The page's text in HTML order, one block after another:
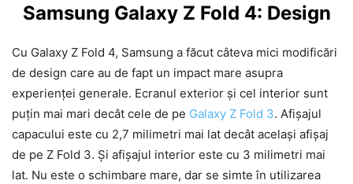
Samsung Galaxy Z Fold 4: Design
Cu Galaxy Z Fold 4, Samsung a făcut câteva mici modificări
de design care au de fapt un impact mare asupra
experienței generale. Ecranul exterior și cel interior sunt
puțin mai mari decât cele de pe Galaxy Z Fold 3. Afișajul
capacului este cu 2,7 milimetri mai lat decât același afișaj
de pe Z Fold 3. Și afișajul interior este cu 3 milimetri mai
lat. Nu este o schimbare mare, dar se simte în utilizarea